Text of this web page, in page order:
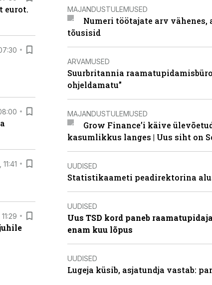
eurot.
MAJANDUSTULEMUSED
Numeri töötajate arv
tõusisid
ARVAMUSED
Suurbritannia
ohjeldamatu”
MAJANDUSTULEMUSED
Grow Finance’i käive
kasumlikkus langes | Uus siht on
UUDISED
Statistikaameti peadirektorina
UUDISED
Uus TSD kord paneb
enam kuu lõpus
UUDISED
Lugeja küsib, asjatundja vastab: